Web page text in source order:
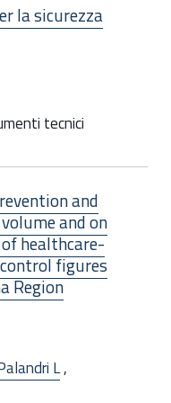
la sicurezza
tecnici
and
and on
healthcare-
figures
Region
L,